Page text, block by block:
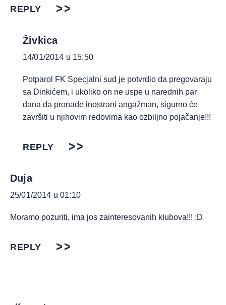
REPLY
Živkica
14/01/2014 u 15:50
Potparol FK Specjalni sud je potvrdio da pregovaraju
sa Dinkićem, i ukoliko on ne uspe u narednih par
dana da pronađe inostrani angažman, sigurno će
završiti u njihovim redovima kao ozbiljno pojačanje!!!
REPLY
Duja
25/01/2014 u 01:10
Moramo pozuriti, ima jos zainteresovanih klubova!!! :D
REPLY